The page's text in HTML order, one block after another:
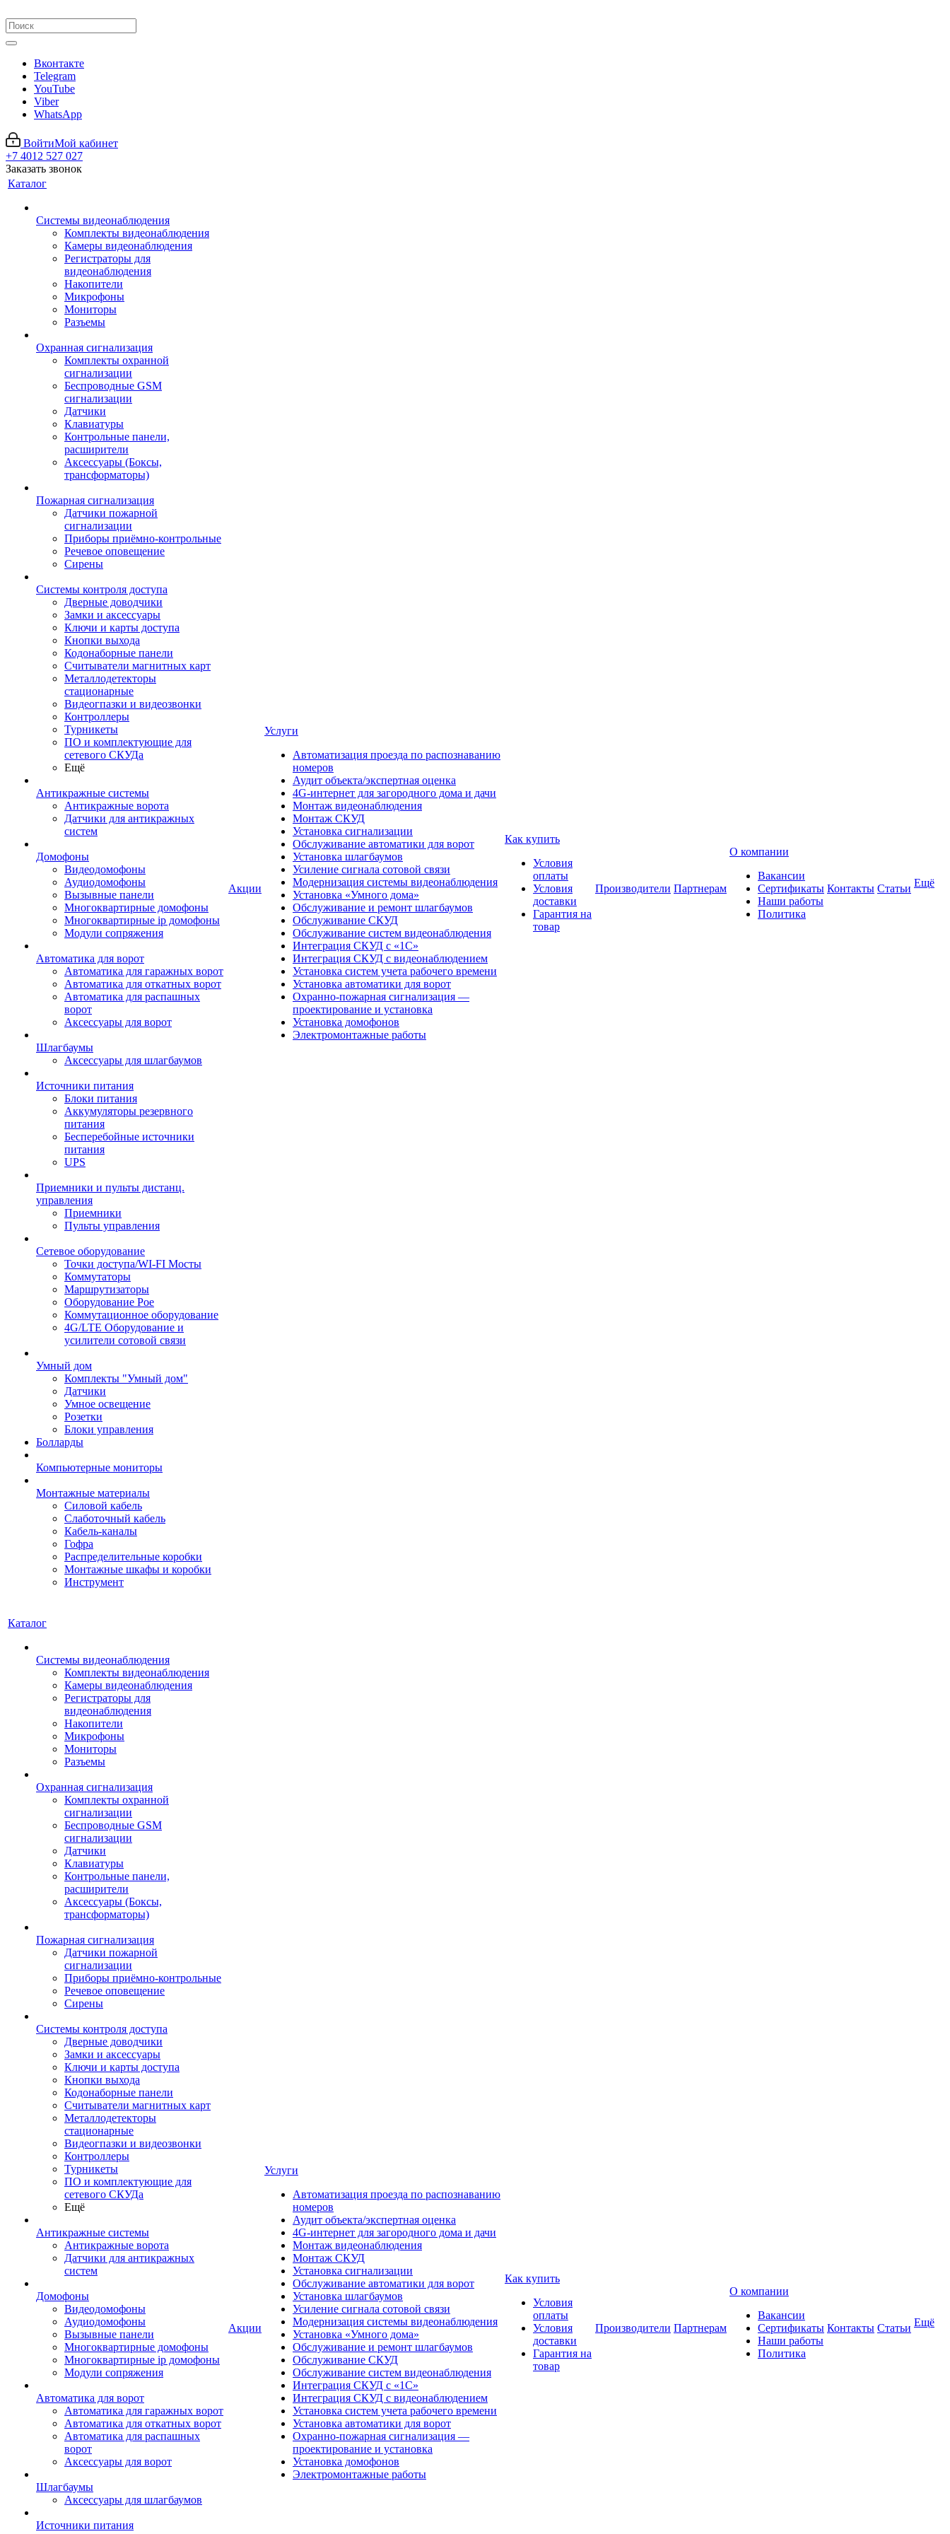
Вконтакте
Telegram
YouTube
Viber
WhatsApp
ВойтиМой кабинет
+7 4012 527 027
Заказать звонок
Каталог
Системы видеонаблюдения
Комплекты видеонаблюдения
Камеры видеонаблюдения
Регистраторы для
видеонаблюдения
Накопители
Микрофоны
Мониторы
Разъемы
Охранная сигнализация
Комплекты охранной
сигнализации
Беспроводные GSM
сигнализации
Датчики
Клавиатуры
Контрольные панели,
расширители
Аксессуары (Боксы,
трансформаторы)
Пожарная сигнализация
Датчики пожарной
сигнализации
Приборы приёмно-контрольные
Речевое оповещение
Сирены
Системы контроля доступа
Дверные доводчики
Замки и аксессуары
Ключи и карты доступа
Кнопки выхода
Кодонаборные панели
Считыватели магнитных карт
Металлодетекторы
стационарные
Видеогпазки и видеозвонки
Контроллеры
Турникеты
ПО и комплектующие для
сетевого СКУДа
Ещё
Антикражные системы
Антикражные ворота
Датчики для антикражных
систем
Домофоны
Видеодомофоны
Аудиодомофоны
Вызывные панели
Многоквартирные домофоны
Многоквартирные ip домофоны
Модули сопряжения
Автоматика для ворот
Автоматика для гаражных ворот
Автоматика для откатных ворот
Автоматика для распашных
ворот
Аксессуары для ворот
Шлагбаумы
Аксессуары для шлагбаумов
Источники питания
Блоки питания
Аккумуляторы резервного
питания
Бесперебойные источники
питания
UPS
Приемники и пульты дистанц.
управления
Приемники
Пульты управления
Сетевое оборудование
Точки доступа/WI-FI Мосты
Коммутаторы
Маршрутизаторы
Оборудование Poe
Коммутационное оборудование
4G/LTE Оборудование и
усилители сотовой связи
Умный дом
Комплекты "Умный дом"
Датчики
Умное освещение
Розетки
Блоки управления
Болларды
Компьютерные мониторы
Монтажные материалы
Силовой кабель
Слаботочный кабель
Кабель-каналы
Гофра
Распределительные коробки
Монтажные шкафы и коробки
Инструмент
Акции
Услуги
Автоматизация проезда по распознаванию
номеров
Аудит объекта/экспертная оценка
4G-интернет для загородного дома и дачи
Монтаж видеонаблюдения
Монтаж СКУД
Установка сигнализации
Обслуживание автоматики для ворот
Установка шлагбаумов
Усиление сигнала сотовой связи
Модернизация системы видеонаблюдения
Установка «Умного дома»
Обслуживание и ремонт шлагбаумов
Обслуживание СКУД
Обслуживание систем видеонаблюдения
Интеграция СКУД с «1С»
Интеграция СКУД с видеонаблюдением
Установка систем учета рабочего времени
Установка автоматики для ворот
Охранно-пожарная сигнализация —
проектирование и установка
Установка домофонов
Электромонтажные работы
Как купить
Условия
оплаты
Условия
доставки
Гарантия на
товар
Производители Партнерам
О компании
Вакансии
Сертификаты
Наши работы
Политика
Контакты Статьи Ещё
Каталог
Системы видеонаблюдения
Комплекты видеонаблюдения
Камеры видеонаблюдения
Регистраторы для
видеонаблюдения
Накопители
Микрофоны
Мониторы
Разъемы
Охранная сигнализация
Комплекты охранной
сигнализации
Беспроводные GSM
сигнализации
Датчики
Клавиатуры
Контрольные панели,
расширители
Аксессуары (Боксы,
трансформаторы)
Пожарная сигнализация
Датчики пожарной
сигнализации
Приборы приёмно-контрольные
Речевое оповещение
Сирены
Системы контроля доступа
Дверные доводчики
Замки и аксессуары
Ключи и карты доступа
Кнопки выхода
Кодонаборные панели
Считыватели магнитных карт
Металлодетекторы
стационарные
Видеогпазки и видеозвонки
Контроллеры
Турникеты
ПО и комплектующие для
сетевого СКУДа
Ещё
Антикражные системы
Антикражные ворота
Датчики для антикражных
систем
Домофоны
Видеодомофоны
Аудиодомофоны
Вызывные панели
Многоквартирные домофоны
Многоквартирные ip домофоны
Модули сопряжения
Автоматика для ворот
Автоматика для гаражных ворот
Автоматика для откатных ворот
Автоматика для распашных
ворот
Аксессуары для ворот
Шлагбаумы
Аксессуары для шлагбаумов
Источники питания
Акции
Услуги
Автоматизация проезда по распознаванию
номеров
Аудит объекта/экспертная оценка
4G-интернет для загородного дома и дачи
Монтаж видеонаблюдения
Монтаж СКУД
Установка сигнализации
Обслуживание автоматики для ворот
Установка шлагбаумов
Усиление сигнала сотовой связи
Модернизация системы видеонаблюдения
Установка «Умного дома»
Обслуживание и ремонт шлагбаумов
Обслуживание СКУД
Обслуживание систем видеонаблюдения
Интеграция СКУД с «1С»
Интеграция СКУД с видеонаблюдением
Установка систем учета рабочего времени
Установка автоматики для ворот
Охранно-пожарная сигнализация —
проектирование и установка
Установка домофонов
Электромонтажные работы
Как купить
Условия
оплаты
Условия
доставки
Гарантия на
товар
Производители Партнерам
О компании
Вакансии
Сертификаты
Наши работы
Политика
Контакты Статьи Ещё